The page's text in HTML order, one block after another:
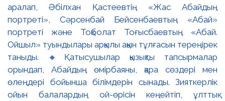
аралап, Әбілхан Қастеевтің «Жас Абайдың
портреті», Сәрсенбай Бейсенбаевтың «Абай»
портреті және Тоқболат Тоғысбаевтың «Абай.
Ойшыл» туындылары арқылы ақын тұлғасын тереңірек
таныды. 🔸Қатысушылар қызықты тапсырмалар
орындап, Абайдың өмірбаяны, қара сөздері мен
өлеңдері бойынша білімдерін сынады. Зияткерлік
ойын балалардың ой-өрісін кеңейтіп, ұлттық